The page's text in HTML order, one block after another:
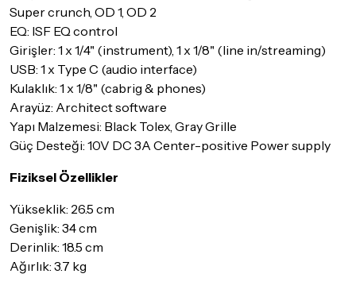
için tavsiye derim.
Murat Devrim B. 04.02.2025
Yorum Yaz
Super crunch, OD 1, OD 2
EQ: ISF EQ control
Girişler: 1 x 1/4" (instrument), 1 x 1/8" (line in/streaming)
USB: 1 x Type C (audio interface)
Kulaklık: 1 x 1/8" (cabrig & phones)
Arayüz: Architect software
Yapı Malzemesi: Black Tolex, Gray Grille
Güç Desteği: 10V DC 3A Center-positive Power supply
Fiziksel Özellikler
Yükseklik: 26.5 cm
Genişlik: 34 cm
Derinlik: 18.5 cm
Ağırlık: 3.7 kg